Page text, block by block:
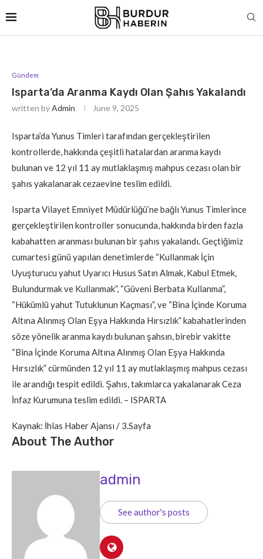
Gündem
Isparta’da Aranma Kaydı Olan Şahıs Yakalandı
written byAdmin June 9, 2025
Isparta’da Yunus Timleri tarafından gerçekleştirilen
kontrollerde, hakkında çeşitli hatalardan aranma kaydı
bulunan ve 12 yıl 11 ay mutlaklaşmış mahpus cezası olan bir
şahıs yakalanarak cezaevine teslim edildi.
Isparta Vilayet Emniyet Müdürlüğü’ne bağlı Yunus Timlerince
gerçekleştirilen kontroller sonucunda, hakkında birden fazla
kabahatten aranması bulunan bir şahıs yakalandı. Geçtiğimiz
cumartesi günü yapılan denetimlerde “Kullanmak İçin
Uyuşturucu yahut Uyarıcı Husus Satın Almak, Kabul Etmek,
Bulundurmak ve Kullanmak”, “Güveni Berbata Kullanma”,
“Hükümlü yahut Tutuklunun Kaçması”, ve “Bina İçinde Koruma
Altına Alınmış Olan Eşya Hakkında Hırsızlık” kabahatlerinden
söze yönelik aranma kaydı bulunan şahsın, birebir vakitte
“Bina İçinde Koruma Altına Alınmış Olan Eşya Hakkında
Hırsızlık” cürmünden 12 yıl 11 ay mutlaklaşmış mahpus cezası
ile arandığı tespit edildi. Şahıs, takımlarca yakalanarak Ceza
İnfaz Kurumuna teslim edildi. – ISPARTA
Kaynak: İhlas Haber Ajansı / 3.Sayfa
About The Author
admin
See author's posts